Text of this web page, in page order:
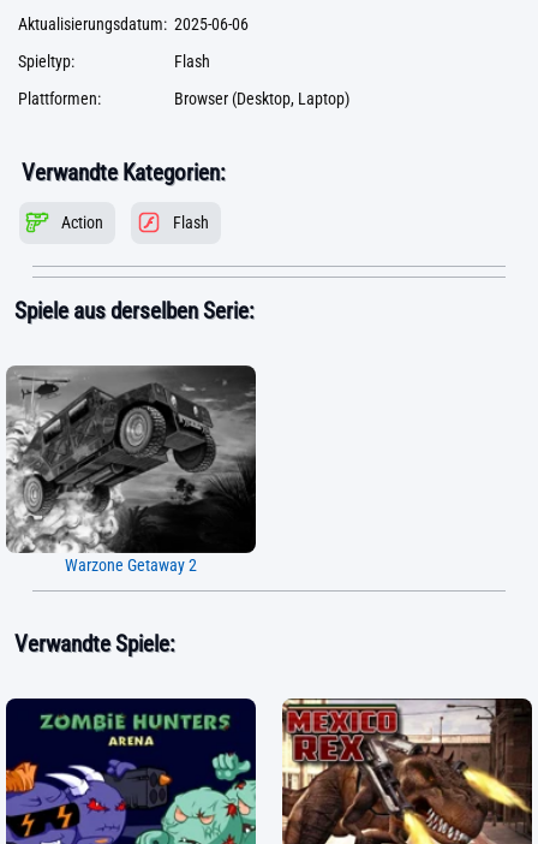
Aktualisierungsdatum: 2025-06-06
Spieltyp:
Flash
Plattformen:
Browser (Desktop, Laptop)
Verwandte Kategorien:
Action Flash
Spiele aus derselben Serie:
Warzone Getaway 2
Verwandte Spiele: